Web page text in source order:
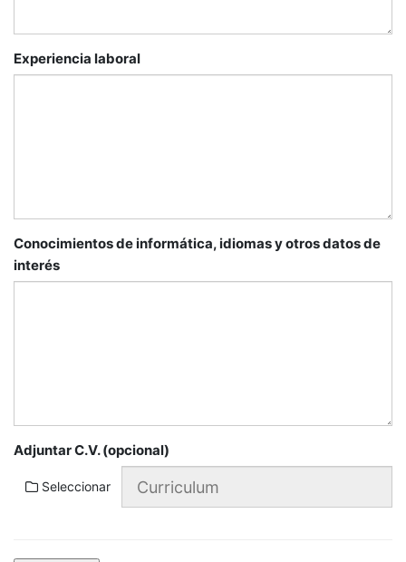
Experiencia laboral
Conocimientos de informática, idiomas y otros datos de
interés
Adjuntar C.V. (opcional)
Seleccionar